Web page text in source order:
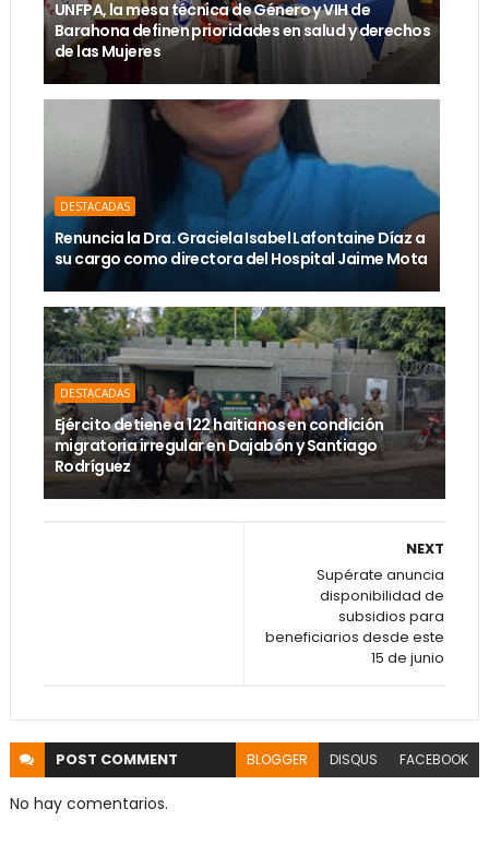
UNFPA, la mesa técnica de Género y VIH de
Barahona definen prioridades en salud y derechos
de las Mujeres
DESTACADAS
Renuncia la Dra. Graciela Isabel Lafontaine Díaz a
su cargo como directora del Hospital Jaime Mota
DESTACADAS
Ejército detiene a 122 haitianos en condición
migratoria irregular en Dajabón y Santiago
Rodríguez
NEXT
Supérate anuncia
disponibilidad de
subsidios para
beneficiarios desde este
15 de junio
POST COMMENT BLOGGER DISQUS FACEBOOK
No hay comentarios.